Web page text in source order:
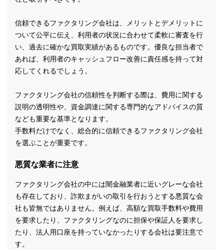
信頼できるファクタリング会社は、メリットとデメリットに
ついて公平に伝え、利用者の状況に合わせて柔軟に審査を行
い、過去に確かな買取実績があるものです。優良な担当者で
あれば、利用者のキャッシュフロー改善に責任感を持って対
応してくれるでしょう。
ファクタリング会社の信頼性を判断する際は、費用に関する
説明の透明性や、資金調達に関する専門的なアドバイスの質
なども重要な基準となります。
手数料だけでなく、総合的に信頼できるファクタリング会社
を選ぶことが重要です。
悪質な業者に注意
ファクタリング会社の中には闇金融業者に近いグレーな会社
も存在しており、詐欺まがいの取引を行おうとする悪質な会
社も皆無ではありません。例えば、高額な買取手数料や費用
を要求したり、ファクタリングなのに担保や保証人を要求し
たり、法人用口座を持っていなかったりする会社は要注意で
す。